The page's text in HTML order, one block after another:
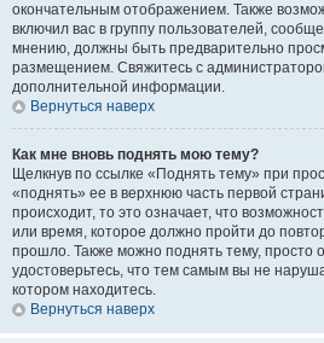
окончательным отображением. Также
включил вас в группу пользователей,
мнению, должны быть предварительно
размещением. Свяжитесь с
дополнительной информации.
Вернуться наверх
Как мне вновь поднять мою тему?
Щелкнув по ссылке «Поднять тему» при
«поднять» ее в верхнюю часть первой
происходит, то это означает, что
или время, которое должно пройти до
прошло. Также можно поднять тему, просто
удостоверьтесь, что тем самым вы не
котором находитесь.
Вернуться наверх